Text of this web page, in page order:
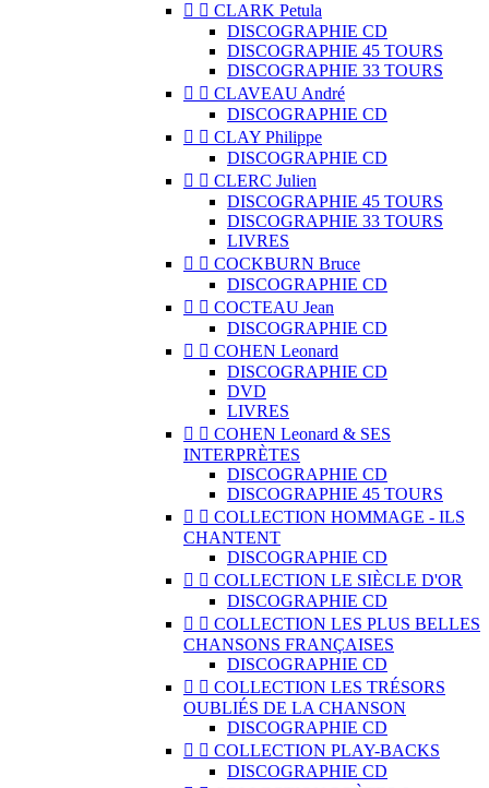
  CLARK Petula
DISCOGRAPHIE CD
DISCOGRAPHIE 45 TOURS
DISCOGRAPHIE 33 TOURS
  CLAVEAU André
DISCOGRAPHIE CD
  CLAY Philippe
DISCOGRAPHIE CD
  CLERC Julien
DISCOGRAPHIE 45 TOURS
DISCOGRAPHIE 33 TOURS
LIVRES
  COCKBURN Bruce
DISCOGRAPHIE CD
  COCTEAU Jean
DISCOGRAPHIE CD
  COHEN Leonard
DISCOGRAPHIE CD
DVD
LIVRES
  COHEN Leonard & SES
INTERPRÈTES
DISCOGRAPHIE CD
DISCOGRAPHIE 45 TOURS
  COLLECTION HOMMAGE - ILS
CHANTENT
DISCOGRAPHIE CD
  COLLECTION LE SIÈCLE D'OR
DISCOGRAPHIE CD
  COLLECTION LES PLUS BELLES
CHANSONS FRANÇAISES
DISCOGRAPHIE CD
  COLLECTION LES TRÉSORS
OUBLIÉS DE LA CHANSON
DISCOGRAPHIE CD
  COLLECTION PLAY-BACKS
DISCOGRAPHIE CD